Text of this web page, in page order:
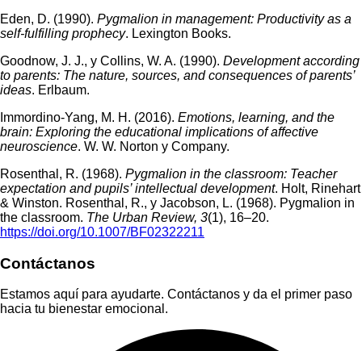
Eden, D. (1990). Pygmalion in management: Productivity as a
self-fulfilling prophecy. Lexington Books.
Goodnow, J. J., y Collins, W. A. (1990). Development according
to parents: The nature, sources, and consequences of parents’
ideas. Erlbaum.
Immordino-Yang, M. H. (2016). Emotions, learning, and the
brain: Exploring the educational implications of affective
neuroscience. W. W. Norton y Company.
Rosenthal, R. (1968). Pygmalion in the classroom: Teacher
expectation and pupils’ intellectual development. Holt, Rinehart
& Winston. Rosenthal, R., y Jacobson, L. (1968). Pygmalion in
the classroom. The Urban Review, 3(1), 16–20.
https://doi.org/10.1007/BF02322211
Contáctanos
Estamos aquí para ayudarte. Contáctanos y da el primer paso
hacia tu bienestar emocional.